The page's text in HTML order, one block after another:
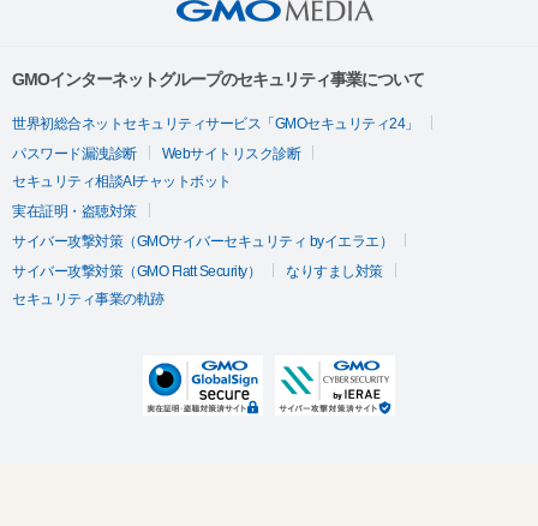
GMOインターネットグループのセキュリティ事業について
世界初総合ネットセキュリティサービス「GMOセキュリティ24」
パスワード漏洩診断
Webサイトリスク診断
セキュリティ相談AIチャットボット
実在証明・盗聴対策
サイバー攻撃対策（GMOサイバーセキュリティ byイエラエ）
サイバー攻撃対策（GMO Flatt Security）
なりすまし対策
セキュリティ事業の軌跡